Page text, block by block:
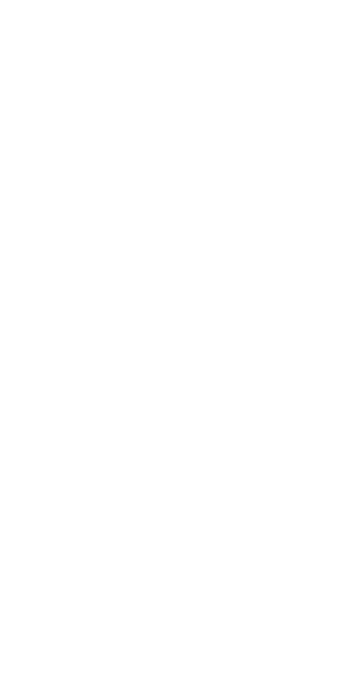
diversi Paesi.
SWIFT dedicato per ogni
SWIFT della sede centrale.
e stornare il pagamento.